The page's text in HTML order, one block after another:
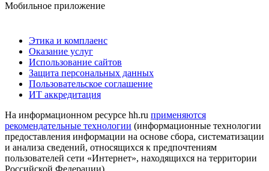
Мобильное приложение
Этика и комплаенс
Оказание услуг
Использование сайтов
Защита персональных данных
Пользовательское соглашение
ИТ аккредитация
На информационном ресурсе hh.ru применяются
рекомендательные технологии (информационные технологии
предоставления информации на основе сбора, систематизации
и анализа сведений, относящихся к предпочтениям
пользователей сети «Интернет», находящихся на территории